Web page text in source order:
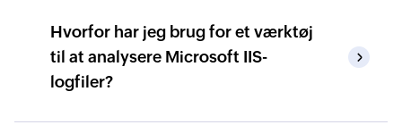
Hvorfor har jeg brug for et værktøj
til at analysere Microsoft IIS-
logfiler?